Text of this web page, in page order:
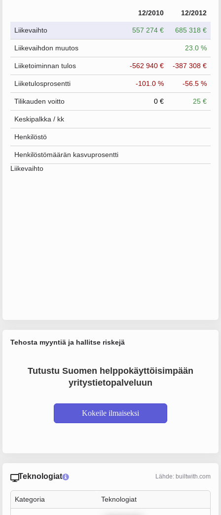
12/2010 12/2012
Liikevaihto 557 274 € 685 318 €
Liikevaihdon muutos 23.0 %
Liiketoiminnan tulos -562 940 € -387 308 €
Liiketulosprosentti -101.0 % -56.5 %
Tilikauden voitto 0 € 25 €
Keskipalkka / kk
Henkilöstö
Henkilöstömäärän kasvuprosentti
Liikevaihto
Tehosta myyntiä ja hallitse riskejä
Tutustu Suomen helppokäyttöisimpään
yritystietopalveluun
Kokeile ilmaiseksi
Teknologiat Lähde: builtwith.com
Kategoria Teknologiat